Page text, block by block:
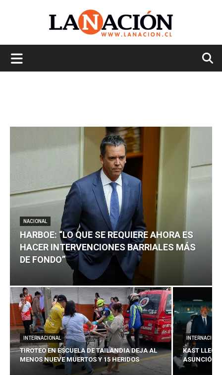
NACIONAL
HARBOE: “LO QUE SE REQUIERE AHORA ES
HACER INTERVENCIONES BARRIALES MÁS
DE FONDO”
INTERNACIONAL
TIROTEO EN ESCUELA DE TAILANDIA DEJA AL
MENOS NUEVE MUERTOS Y 15 HERIDOS
KAST
ASUNCIÓN